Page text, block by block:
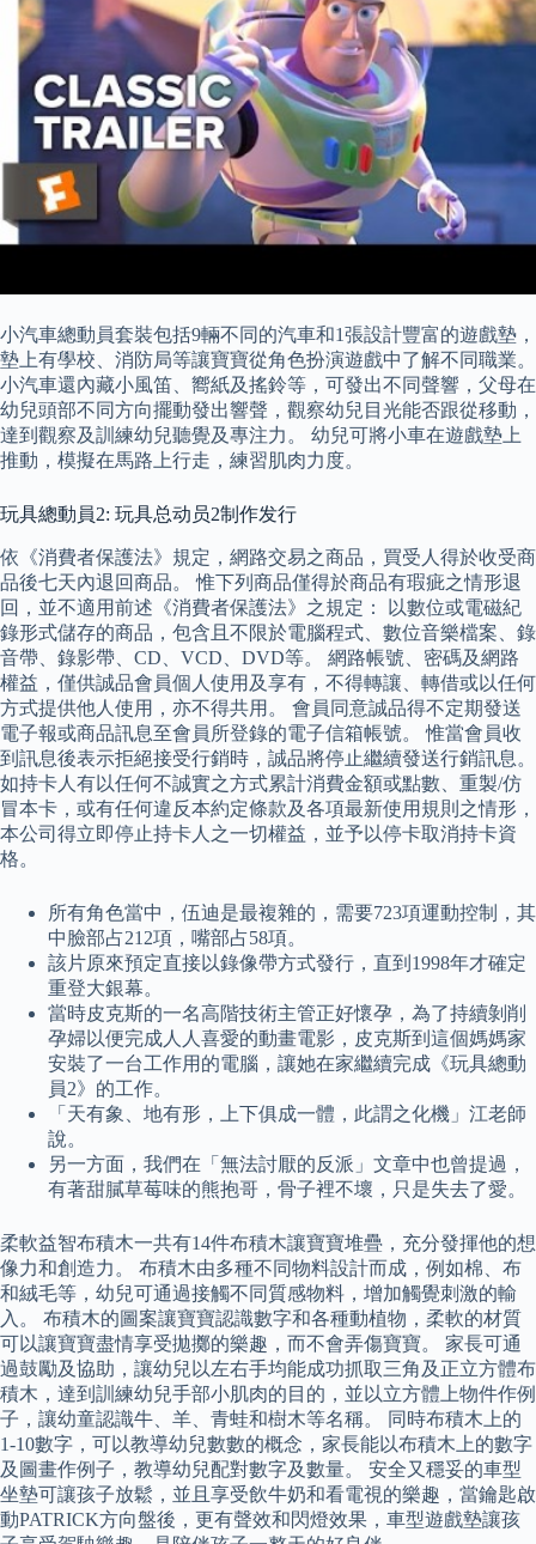
小汽車總動員套裝包括9輛不同的汽車和1張設計豐富的遊戲墊，
墊上有學校、消防局等讓寶寶從角色扮演遊戲中了解不同職業。
小汽車還內藏小風笛、嚮紙及搖鈴等，可發出不同聲響，父母在
幼兒頭部不同方向擺動發出響聲，觀察幼兒目光能否跟從移動，
達到觀察及訓練幼兒聽覺及專注力。 幼兒可將小車在遊戲墊上
推動，模擬在馬路上行走，練習肌肉力度。
玩具總動員2: 玩具总动员2制作发行
依《消費者保護法》規定，網路交易之商品，買受人得於收受商
品後七天內退回商品。 惟下列商品僅得於商品有瑕疵之情形退
回，並不適用前述《消費者保護法》之規定： 以數位或電磁紀
錄形式儲存的商品，包含且不限於電腦程式、數位音樂檔案、錄
音帶、錄影帶、CD、VCD、DVD等。 網路帳號、密碼及網路
權益，僅供誠品會員個人使用及享有，不得轉讓、轉借或以任何
方式提供他人使用，亦不得共用。 會員同意誠品得不定期發送
電子報或商品訊息至會員所登錄的電子信箱帳號。 惟當會員收
到訊息後表示拒絕接受行銷時，誠品將停止繼續發送行銷訊息。
如持卡人有以任何不誠實之方式累計消費金額或點數、重製/仿
冒本卡，或有任何違反本約定條款及各項最新使用規則之情形，
本公司得立即停止持卡人之一切權益，並予以停卡取消持卡資
格。
所有角色當中，伍迪是最複雜的，需要723項運動控制，其
中臉部占212項，嘴部占58項。
該片原來預定直接以錄像帶方式發行，直到1998年才確定
重登大銀幕。
當時皮克斯的一名高階技術主管正好懷孕，為了持續剝削
孕婦以便完成人人喜愛的動畫電影，皮克斯到這個媽媽家
安裝了一台工作用的電腦，讓她在家繼續完成《玩具總動
員2》的工作。
「天有象、地有形，上下俱成一體，此謂之化機」江老師
說。
另一方面，我們在「無法討厭的反派」文章中也曾提過，
有著甜膩草莓味的熊抱哥，骨子裡不壞，只是失去了愛。
柔軟益智布積木一共有14件布積木讓寶寶堆疊，充分發揮他的想
像力和創造力。 布積木由多種不同物料設計而成，例如棉、布
和絨毛等，幼兒可通過接觸不同質感物料，增加觸覺刺激的輸
入。 布積木的圖案讓寶寶認識數字和各種動植物，柔軟的材質
可以讓寶寶盡情享受拋擲的樂趣，而不會弄傷寶寶。 家長可通
過鼓勵及協助，讓幼兒以左右手均能成功抓取三角及正立方體布
積木，達到訓練幼兒手部小肌肉的目的，並以立方體上物件作例
子，讓幼童認識牛、羊、青蛙和樹木等名稱。 同時布積木上的
1-10數字，可以教導幼兒數數的概念，家長能以布積木上的數字
及圖畫作例子，教導幼兒配對數字及數量。 安全又穩妥的車型
坐墊可讓孩子放鬆，並且享受飲牛奶和看電視的樂趣，當鑰匙啟
動PATRICK方向盤後，更有聲效和閃燈效果，車型遊戲墊讓孩